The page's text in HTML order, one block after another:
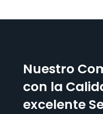
Nuestro
con la
excelente